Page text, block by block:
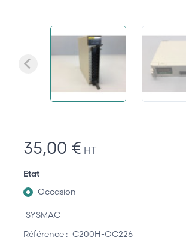
35,00 € HT
Etat
Occasion
SYSMAC
Référence : C200H-OC226